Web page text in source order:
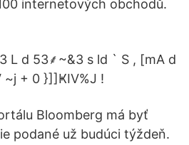
internetových obchodů.
L d 53⸙~&3 s ld ` S , [mA d
~j + 0 }]]ҜIV%J !
Bloomberg má byť
podané už budúci týždeň.